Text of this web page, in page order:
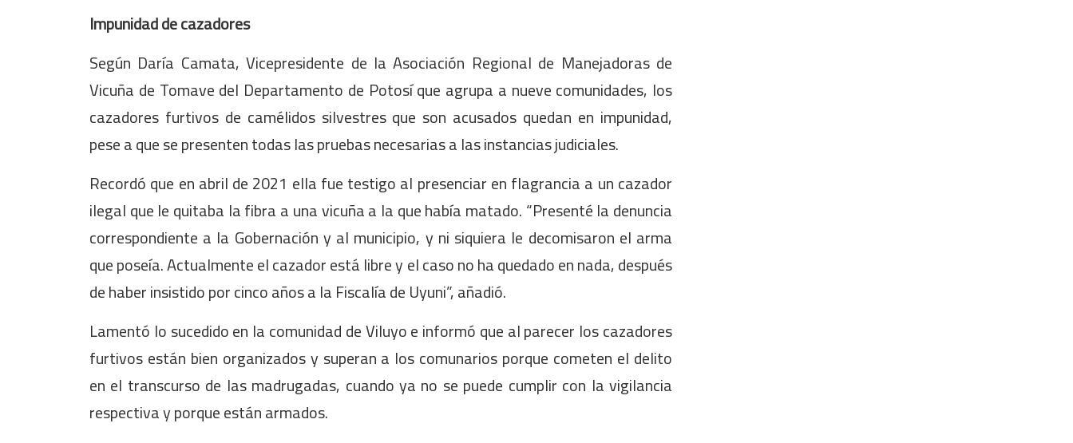
Impunidad de cazadores
Según Daría Camata, Vicepresidente de la Asociación Regional de Manejadoras de
Vicuña de Tomave del Departamento de Potosí que agrupa a nueve comunidades, los
cazadores furtivos de camélidos silvestres que son acusados quedan en impunidad,
pese a que se presenten todas las pruebas necesarias a las instancias judiciales.
Recordó que en abril de 2021 ella fue testigo al presenciar en flagrancia a un cazador
ilegal que le quitaba la fibra a una vicuña a la que había matado. “Presenté la denuncia
correspondiente a la Gobernación y al municipio, y ni siquiera le decomisaron el arma
que poseía. Actualmente el cazador está libre y el caso no ha quedado en nada, después
de haber insistido por cinco años a la Fiscalía de Uyuni”, añadió.
Lamentó lo sucedido en la comunidad de Viluyo e informó que al parecer los cazadores
furtivos están bien organizados y superan a los comunarios porque cometen el delito
en el transcurso de las madrugadas, cuando ya no se puede cumplir con la vigilancia
respectiva y porque están armados.